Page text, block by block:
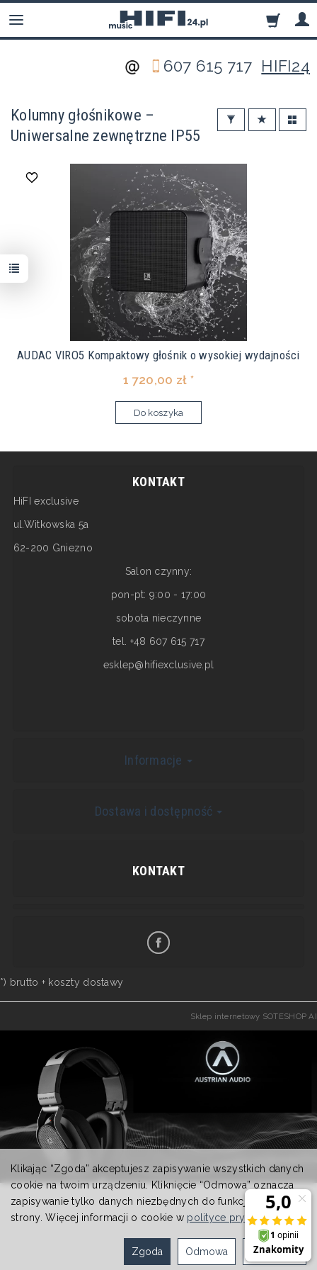
607 615 717 HIFI24
Kolumny głośnikowe –
Uniwersalne zewnętrzne IP55
AUDAC VIRO5 Kompaktowy głośnik o wysokiej wydajności
1 720,00 zł *
Do koszyka
KONTAKT
HiFI exclusive
ul.Witkowska 5a
62-200 Gniezno
Salon czynny:
pon-pt: 9:00 - 17:00
sobota nieczynne
tel. +48 607 615 717
esklep@hifiexclusive.pl
Informacje
Dostawa i dostępność
KONTAKT
*) brutto + koszty dostawy
Sklep internetowy SOTESHOP AI
Klikając “Zgoda” akceptujesz zapisywanie wszystkich danych
cookie na twoim urządzeniu. Kliknięcie “Odmowa” oznacza
zapisywanie tylko danych niezbędnych do funkcjonowania
strony. Więcej informacji o cookie w polityce prywatności.
Ustawienia
Odmowa
Zgoda